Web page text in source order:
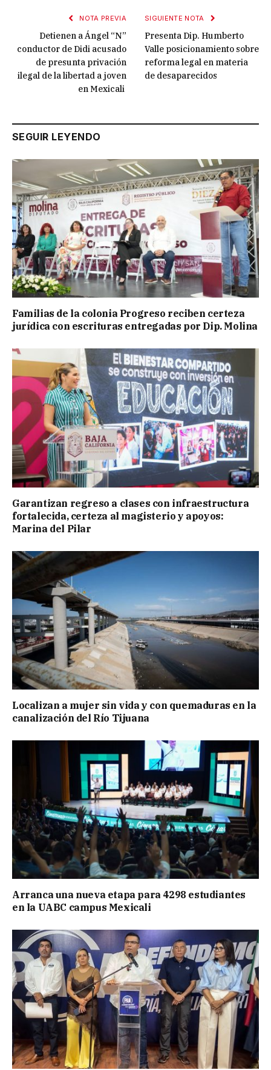
NOTA PREVIA
Detienen a Ángel “N”
conductor de Didi acusado
de presunta privación
ilegal de la libertad a joven
en Mexicali
SIGUIENTE NOTA
Presenta Dip. Humberto
Valle posicionamiento sobre
reforma legal en materia
de desaparecidos
SEGUIR LEYENDO
Familias de la colonia Progreso reciben certeza
jurídica con escrituras entregadas por Dip. Molina
Garantizan regreso a clases con infraestructura
fortalecida, certeza al magisterio y apoyos:
Marina del Pilar
Localizan a mujer sin vida y con quemaduras en la
canalización del Río Tijuana
Arranca una nueva etapa para 4298 estudiantes
en la UABC campus Mexicali